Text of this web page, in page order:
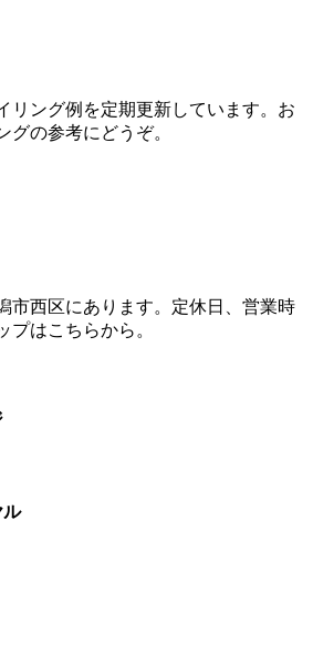
リング例を定期更新しています。お
グの参考にどうぞ。
市西区にあります。定休日、営業時
プはこちらから。
ル